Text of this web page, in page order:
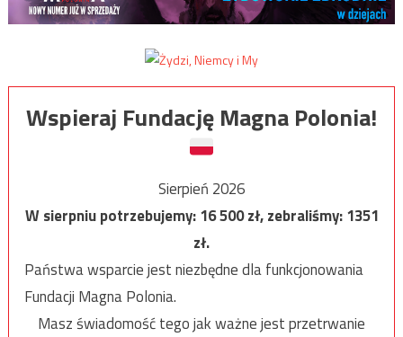
Wspieraj Fundację Magna Polonia!
Sierpień 2026
W sierpniu potrzebujemy:16 500zł, zebraliśmy:1351
zł.
Państwa wsparcie jest niezbędne dla funkcjonowania
Fundacji Magna Polonia.
Masz świadomość tego jak ważne jest przetrwanie